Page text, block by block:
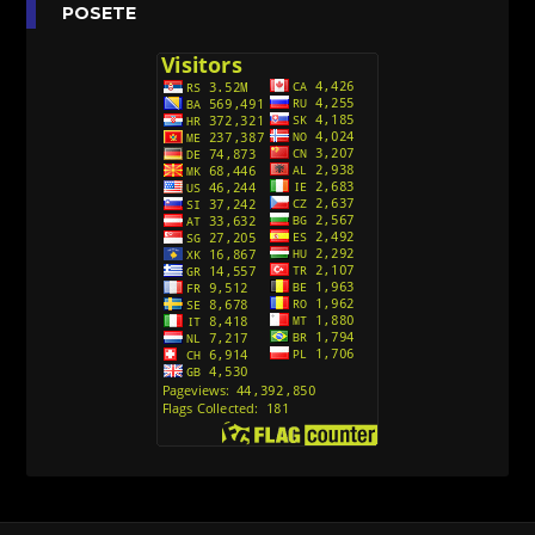
Anatane: Saving the Children of Okura
Avanture Kida Opasnost (Sinhronizovano na
Action Man (Sinhronizovano na Hrvatski)
Action Man (2000) Sinhronizovano na Hrvatski
Andjeoski Prijatelji (Sinhronizovano na Srpski)
Ajkuca (Sharkdog) Sinhronizovano na Srpski
Alvin i veverice (Alvinnn!!! And the Chipmunks)
Sinhronizovano na Srpski
POSETE